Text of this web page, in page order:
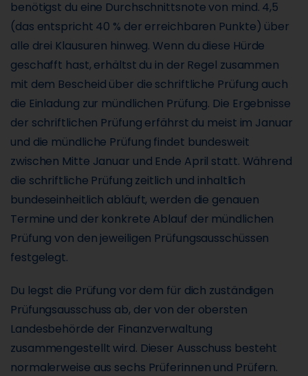
benötigst du eine Durchschnittsnote von mind. 4,5
(das entspricht 40 % der erreichbaren Punkte) über
alle drei Klausuren hinweg.Wenn du diese Hürde
geschafft hast, erhältst du in der Regel zusammen
mit dem Bescheid über die schriftliche Prüfung auch
die Einladung zur mündlichen Prüfung. Die Ergebnisse
der schriftlichen Prüfung erfährst du meist im Januar
und die mündliche Prüfung findet bundesweit
zwischen Mitte Januar und Ende April statt. Während
die schriftliche Prüfung zeitlich und inhaltlich
bundeseinheitlich abläuft, werden die genauen
Termine und der konkrete Ablauf der mündlichen
Prüfung von den jeweiligen Prüfungsausschüssen
festgelegt.
Du legst die Prüfung vor dem für dich zuständigen
Prüfungsausschuss ab, der von der obersten
Landesbehörde der Finanzverwaltung
zusammengestellt wird. Dieser Ausschuss besteht
normalerweise aus sechs Prüferinnen und Prüfern.